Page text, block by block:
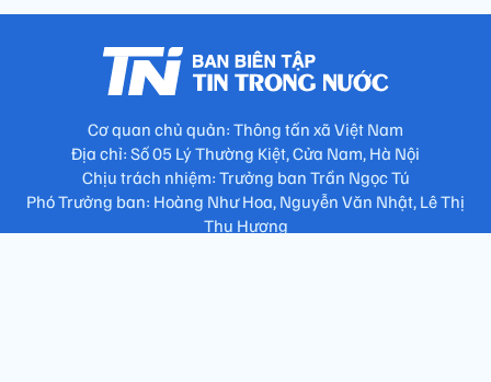
Cơ quan chủ quản: Thông tấn xã Việt Nam
Địa chỉ: Số 05 Lý Thường Kiệt, Cửa Nam, Hà Nội